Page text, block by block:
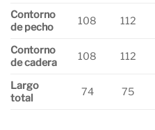
Contorno
de pecho
108 112
Contorno
de cadera
108 112
Largo
total
74 75